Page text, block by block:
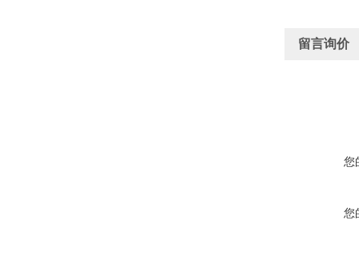
留言询价
您
您